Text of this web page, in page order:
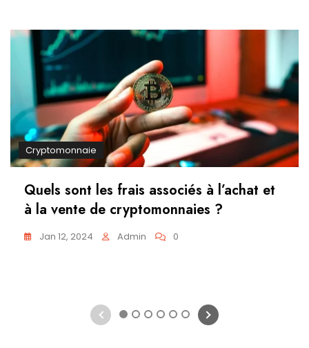
Cryptomonnaie
Quels sont les frais associés à l’achat et
à la vente de cryptomonnaies ?
Jan 12, 2024 Admin 0
1 2 3 4 5 6